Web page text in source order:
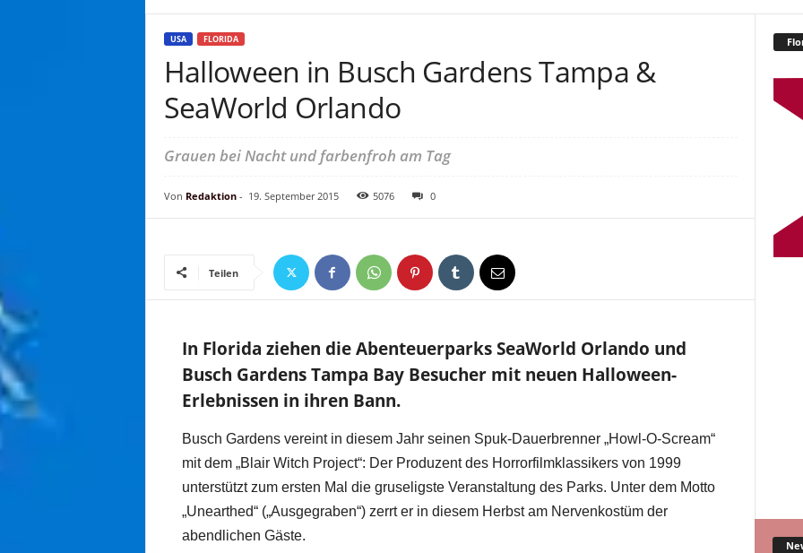
USA FLORIDA
Halloween in Busch Gardens Tampa &
SeaWorld Orlando
Grauen bei Nacht und farbenfroh am Tag
Von Redaktion- 19. September 2015 5076 0
Teilen
In Florida ziehen die Abenteuerparks SeaWorld Orlando und
Busch Gardens Tampa Bay Besucher mit neuen Halloween-
Erlebnissen in ihren Bann.
Busch Gardens vereint in diesem Jahr seinen Spuk-Dauerbrenner „Howl-O-Scream“
mit dem „Blair Witch Project“: Der Produzent des Horrorfilmklassikers von 1999
unterstützt zum ersten Mal die gruseligste Veranstaltung des Parks. Unter dem Motto
„Unearthed“ („Ausgegraben“) zerrt er in diesem Herbst am Nervenkostüm der
abendlichen Gäste.